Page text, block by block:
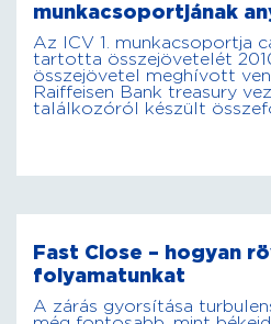
munkacsoportjának
Az ICV 1. munkacsoportja
tartotta összejövetelét
összejövetel meghívott
Raiffeisen Bank treasury
találkozóról készült
Fast Close – hogyan
folyamatunkat
A zárás gyorsítása